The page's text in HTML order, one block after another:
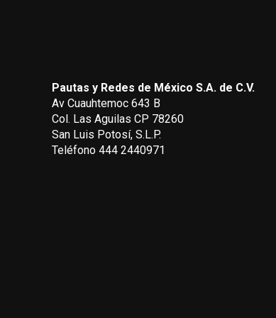
Pautas y Redes de México S.A. de C.V.
Av Cuauhtemoc 643 B
Col. Las Aguilas CP 78260
San Luis Potosí, S.L.P.
Teléfono 444 2440971